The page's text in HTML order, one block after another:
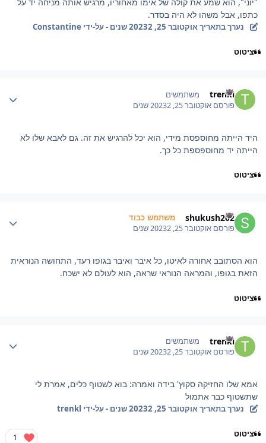
כתפו, אבל משהו לא היה בסדר.
נערך בתאריךאוקטובר 25, 2023 2 שנים - על-ידי Constantine
ציטוט
trenkl משתמשים
פורסםאוקטובר 25, 2023 2 שנים
היד הייתה מחוספסת מידי, הוא יכל להרגיש את זה. גם לאבא שלו לא
הייתה יד מחוספספת כל כך.
ציטוט
shukush202 משתמש כבוד
פורסםאוקטובר 25, 2023 2 שנים
הוא הסתובב אחורה לאיטו, כל איבר ואיבר בגופו רעד, התחושה הנוראית
הזאת בגופו, והמראה הנוראי שראה, הוא לעולם לא ישכח.
ציטוט
trenkl משתמשים
פורסםאוקטובר 25, 2023 2 שנים
אמא שלו החזיקה סקוץ' בידה ואמרה: בוא לשטוף כלים, אמרת לי
שתשטוף כבר אתמול
נערך בתאריךאוקטובר 25, 2023 2 שנים - על-ידי trenkl
ציטוט 1